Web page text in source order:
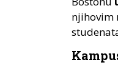
njihovim